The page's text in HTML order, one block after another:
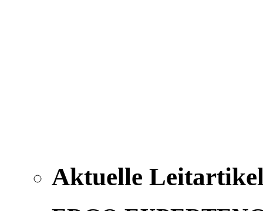
Aktuelle